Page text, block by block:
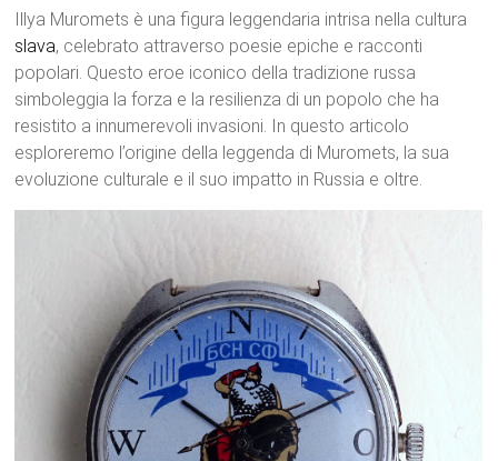
Illya Muromets è una figura leggendaria intrisa nella cultura
slava, celebrato attraverso poesie epiche e racconti
popolari. Questo eroe iconico della tradizione russa
simboleggia la forza e la resilienza di un popolo che ha
resistito a innumerevoli invasioni. In questo articolo
esploreremo l’origine della leggenda di Muromets, la sua
evoluzione culturale e il suo impatto in Russia e oltre.